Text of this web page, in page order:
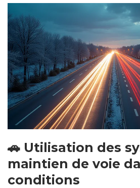
🚗 Utilisation des
maintien de voie
conditions